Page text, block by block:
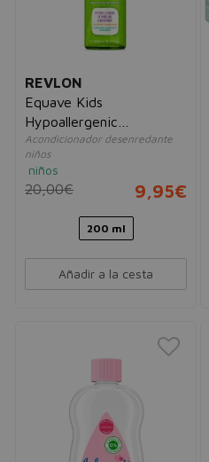
REVLON
Equave Kids
Hypoallergenic
Detangling Conditioner
Acondicionador desenredante
niños
niños
20,00€ 9,95€
200 ml
Añadir a la cesta